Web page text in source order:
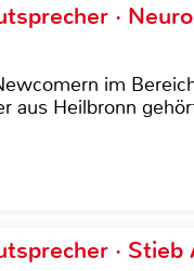
·
im
aus Heilbronn
· Stieb